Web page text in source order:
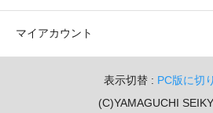
マイアカウント
表示切替 : PC版に切
(C)YAMAGUCHI